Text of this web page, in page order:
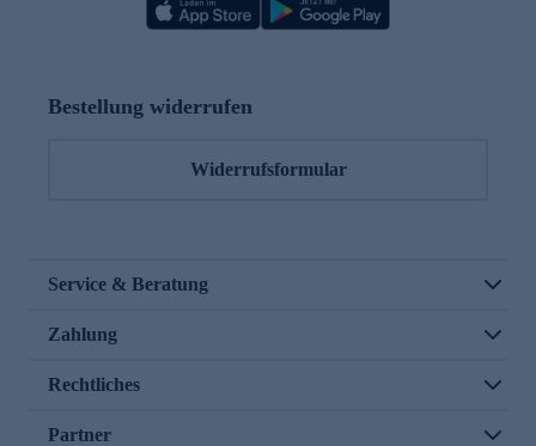
Bestellung widerrufen
Widerrufsformular
Service & Beratung
Zahlung
Rechtliches
Partner